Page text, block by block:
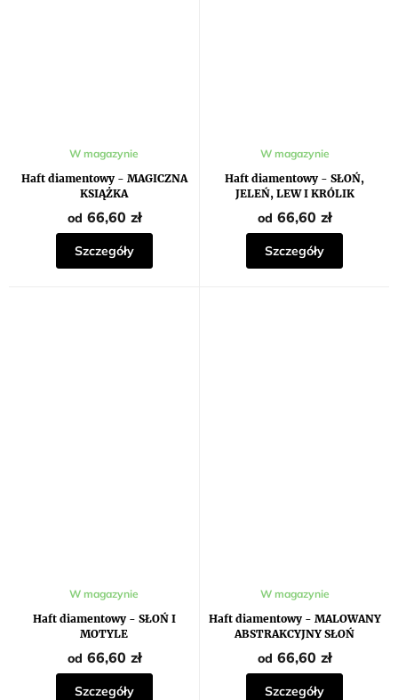
Haft diamentowy - MAGICZNA
KSIĄŻKA
W magazynie
od 66,60 zł
Szczegóły
Haft diamentowy - SŁOŃ,
JELEŃ, LEW I KRÓLIK
W magazynie
od 66,60 zł
Szczegóły
Haft diamentowy - SŁOŃ I
MOTYLE
W magazynie
od 66,60 zł
Szczegóły
Haft diamentowy - MALOWANY
ABSTRAKCYJNY SŁOŃ
W magazynie
od 66,60 zł
Szczegóły